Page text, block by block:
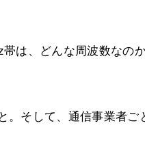
は、どんな周波数なの
そして、通信事業者ご